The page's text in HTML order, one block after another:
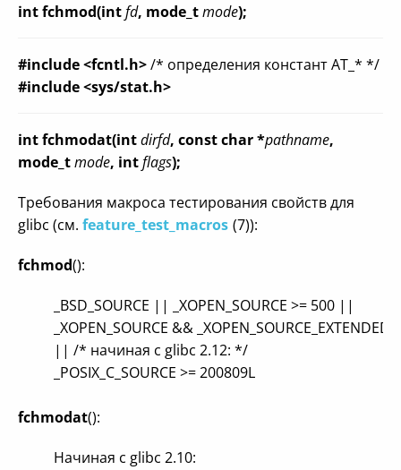
int fchmod(intfd, mode_tmode);
#include <fcntl.h>/* определения констант AT_* */
#include <sys/stat.h>
int fchmodat(intdirfd, const char *pathname,
mode_tmode, intflags);
Требования макроса тестирования свойств для
glibc (см. feature_test_macros (7)):
fchmod():
_BSD_SOURCE || _XOPEN_SOURCE >= 500 ||
_XOPEN_SOURCE && _XOPEN_SOURCE_EXTENDED
|| /* начиная с glibc 2.12: */
_POSIX_C_SOURCE >= 200809L
fchmodat():
Начиная с glibc 2.10: